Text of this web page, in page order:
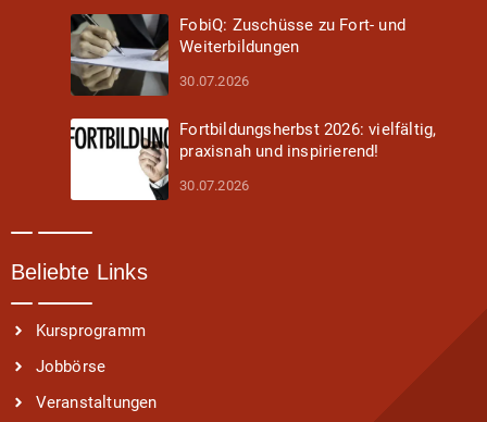
FobiQ: Zuschüsse zu Fort- und
Weiterbildungen
30.07.2026
Fortbildungsherbst 2026: vielfältig,
praxisnah und inspirierend!
30.07.2026
Beliebte Links
Kursprogramm
Jobbörse
Veranstaltungen